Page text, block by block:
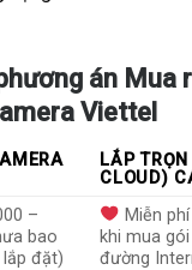
án Mua
Viettel
LẮP
CLOUD)
–
bao
đặt)
Miễn
khi mua
đường